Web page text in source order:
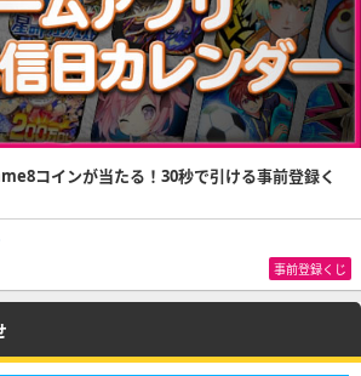
コインが当たる！30秒で引ける事前登録く
事前登録くじ